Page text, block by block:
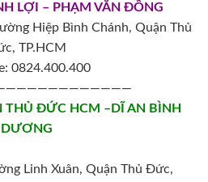
LỢI – PHẠM VĂN ĐỒNG
Hiệp Bình Chánh, Quận Thủ
TP.HCM
0824.400.400
THỦ ĐỨC HCM –DĨ AN BÌNH
DƯƠNG
Linh Xuân, Quận Thủ Đức,